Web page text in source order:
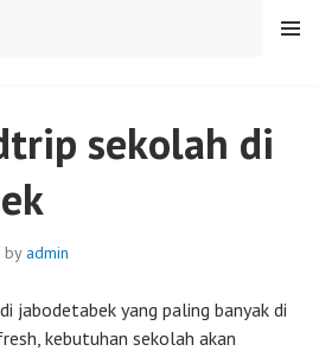
MENU
sekolah di
by admin
jabodetabek yang paling banyak di
kebutuhan sekolah akan